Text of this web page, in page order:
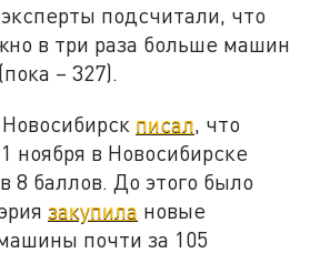
подсчитали, что
в три раза больше машин
– 327).
писал , что
ноября в Новосибирске
8 баллов. До этого было
закупила новые
почти за 105